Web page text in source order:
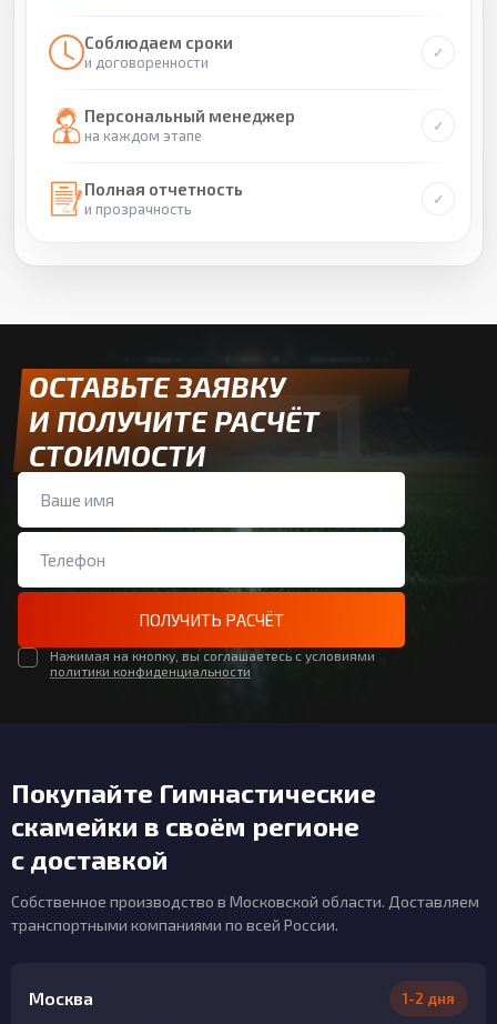
Соблюдаем сроки
и договоренности
Персональный менеджер
на каждом этапе
Полная отчетность
и прозрачность
ОСТАВЬТЕ ЗАЯВКУ
И ПОЛУЧИТЕ РАСЧЁТ
СТОИМОСТИ
ПОЛУЧИТЬ РАСЧЁТ
Нажимая на кнопку, вы соглашаетесь с условиями
политики конфиденциальности
Покупайте Гимнастические
скамейки в своём регионе
с доставкой
Собственное производство в Московской области. Доставляем
транспортными компаниями по всей России.
Москва 1-2 дня